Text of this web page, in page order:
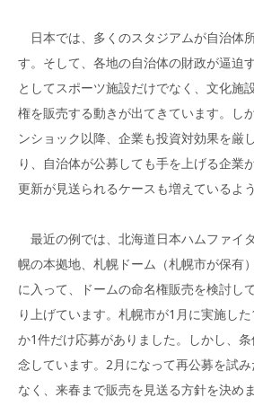
日本では、多くのスタジアムが自治体
す。そして、各地の自治体の財政が逼迫
としてスポーツ施設だけでなく、文化施
権を販売する動きが出てきています。し
ンショック以降、企業も投資対効果を厳
り、自治体が公募しても手を上げる企業
更新が見送られるケースも増えているよう
最近の例では、北海道日本ハムファイ
幌の本拠地、札幌ドーム（札幌市が保有
に入って、ドームの命名権販売を検討し
り上げています。札幌市が1月に実施し
か1件だけ応募がありました。しかし、
念しています。2月になって再公募を試
なく、来春まで販売を見送る方針を決めま